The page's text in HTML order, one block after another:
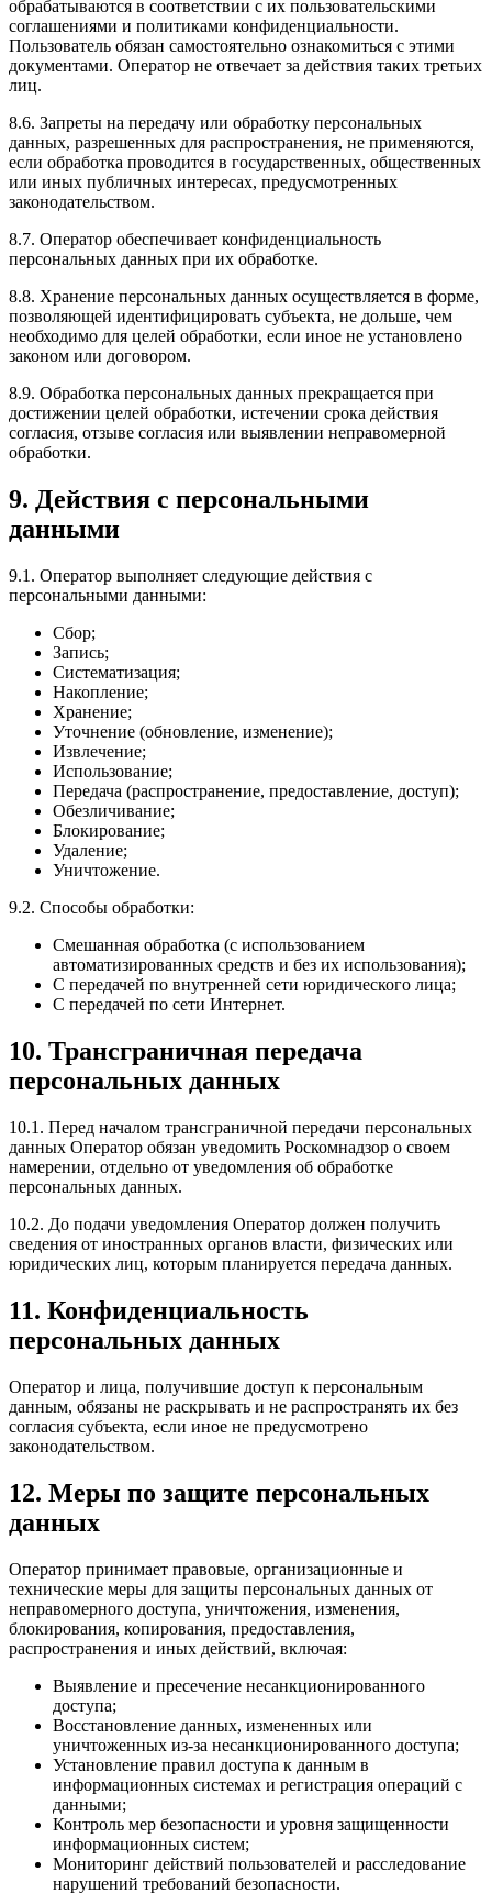
обрабатываются в соответствии с их пользовательскими
соглашениями и политиками конфиденциальности.
Пользователь обязан самостоятельно ознакомиться с этими
документами. Оператор не отвечает за действия таких третьих
лиц.
8.6. Запреты на передачу или обработку персональных
данных, разрешенных для распространения, не применяются,
если обработка проводится в государственных, общественных
или иных публичных интересах, предусмотренных
законодательством.
8.7. Оператор обеспечивает конфиденциальность
персональных данных при их обработке.
8.8. Хранение персональных данных осуществляется в форме,
позволяющей идентифицировать субъекта, не дольше, чем
необходимо для целей обработки, если иное не установлено
законом или договором.
8.9. Обработка персональных данных прекращается при
достижении целей обработки, истечении срока действия
согласия, отзыве согласия или выявлении неправомерной
обработки.
9. Действия с персональными
данными
9.1. Оператор выполняет следующие действия с
персональными данными:
Сбор;
Запись;
Систематизация;
Накопление;
Хранение;
Уточнение (обновление, изменение);
Извлечение;
Использование;
Передача (распространение, предоставление, доступ);
Обезличивание;
Блокирование;
Удаление;
Уничтожение.
9.2. Способы обработки:
Смешанная обработка (с использованием
автоматизированных средств и без их использования);
С передачей по внутренней сети юридического лица;
С передачей по сети Интернет.
10. Трансграничная передача
персональных данных
10.1. Перед началом трансграничной передачи персональных
данных Оператор обязан уведомить Роскомнадзор о своем
намерении, отдельно от уведомления об обработке
персональных данных.
10.2. До подачи уведомления Оператор должен получить
сведения от иностранных органов власти, физических или
юридических лиц, которым планируется передача данных.
11. Конфиденциальность
персональных данных
Оператор и лица, получившие доступ к персональным
данным, обязаны не раскрывать и не распространять их без
согласия субъекта, если иное не предусмотрено
законодательством.
12. Меры по защите персональных
данных
Оператор принимает правовые, организационные и
технические меры для защиты персональных данных от
неправомерного доступа, уничтожения, изменения,
блокирования, копирования, предоставления,
распространения и иных действий, включая:
Выявление и пресечение несанкционированного
доступа;
Восстановление данных, измененных или
уничтоженных из-за несанкционированного доступа;
Установление правил доступа к данным в
информационных системах и регистрация операций с
данными;
Контроль мер безопасности и уровня защищенности
информационных систем;
Мониторинг действий пользователей и расследование
нарушений требований безопасности.